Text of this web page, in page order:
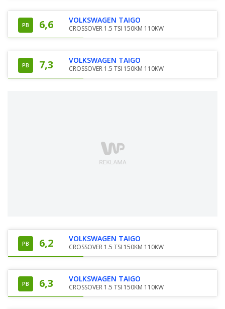
PB 6,6 VOLKSWAGEN TAIGO
CROSSOVER 1.5 TSI 150KM 110KW
PB 7,3 VOLKSWAGEN TAIGO
CROSSOVER 1.5 TSI 150KM 110KW
PB 6,2 VOLKSWAGEN TAIGO
CROSSOVER 1.5 TSI 150KM 110KW
PB 6,3 VOLKSWAGEN TAIGO
CROSSOVER 1.5 TSI 150KM 110KW